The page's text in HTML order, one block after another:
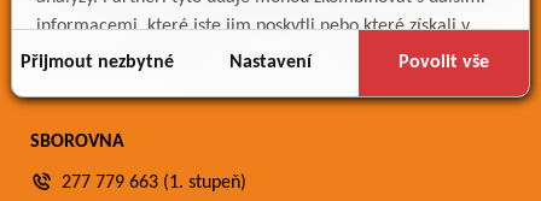
informacemi, které jste jim poskytli nebo které získali v
důsledku toho, že používáte jejich služby.
Přijmout nezbytné Nastavení Povolit vše
Meteostanice
SBOROVNA
277 779 663 (1. stupeň)